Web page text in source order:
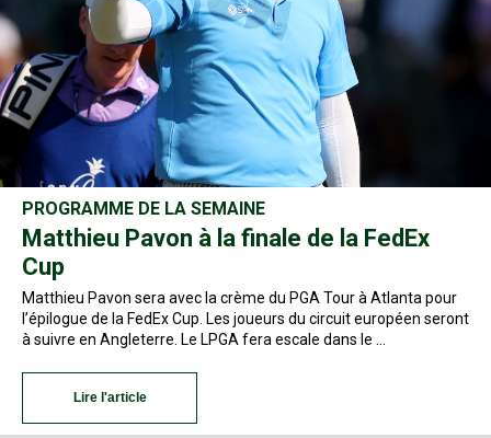
PROGRAMME DE LA SEMAINE
Matthieu Pavon à la finale de la FedEx
Cup
Matthieu Pavon sera avec la crème du PGA Tour à Atlanta pour
l’épilogue de la FedEx Cup. Les joueurs du circuit européen seront
à suivre en Angleterre. Le LPGA fera escale dans le …
Lire l'article